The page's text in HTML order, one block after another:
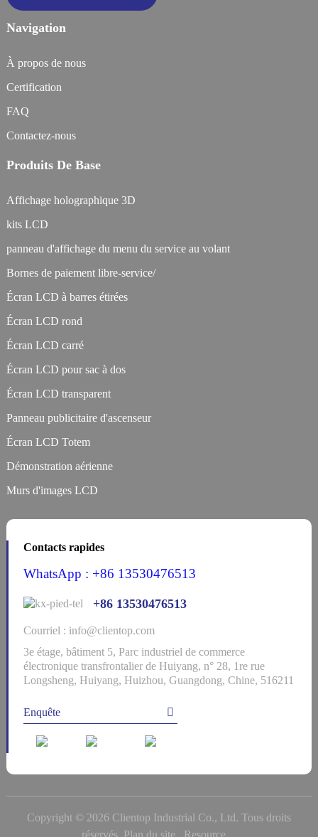
Navigation
À propos de nous
Certification
FAQ
Contactez-nous
Produits De Base
Affichage holographique 3D
kits LCD
panneau d'affichage du menu du service au volant
Bornes de paiement libre-service/
Écran LCD à barres étirées
Écran LCD rond
Écran LCD carré
Écran LCD pour sac à dos
Écran LCD transparent
Panneau publicitaire d'ascenseur
Écran LCD Totem
Démonstration aérienne
Murs d'images LCD
Contacts rapides
WhatsApp : +86 13530476513
+86 13530476513
Courriel : info@clientop.com
3e étage, bâtiment 5, Parc industriel de commerce
électronique transfrontalier de Huiyang, n° 28, 1re rue
Longsheng, Huiyang, Huizhou, Guangdong, Chine, 516211
Enquête
Copyright © 2026 Clientop Industrial Co., Ltd. Tous droits